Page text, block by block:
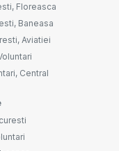
Floreasca
Baneasa
Aviatiei
Central